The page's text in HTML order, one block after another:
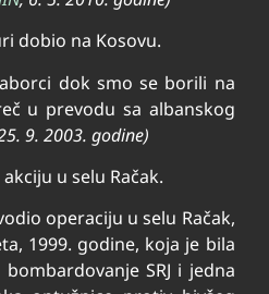
dobio na Kosovu.
dok smo se borili na
u prevodu sa albanskog
9. 2003. godine)
u selu Račak.
ope­ra­ci­ju u se­lu Ra­čak,
1999. go­di­ne, ko­ja je bi­la
SRJ i jed­na